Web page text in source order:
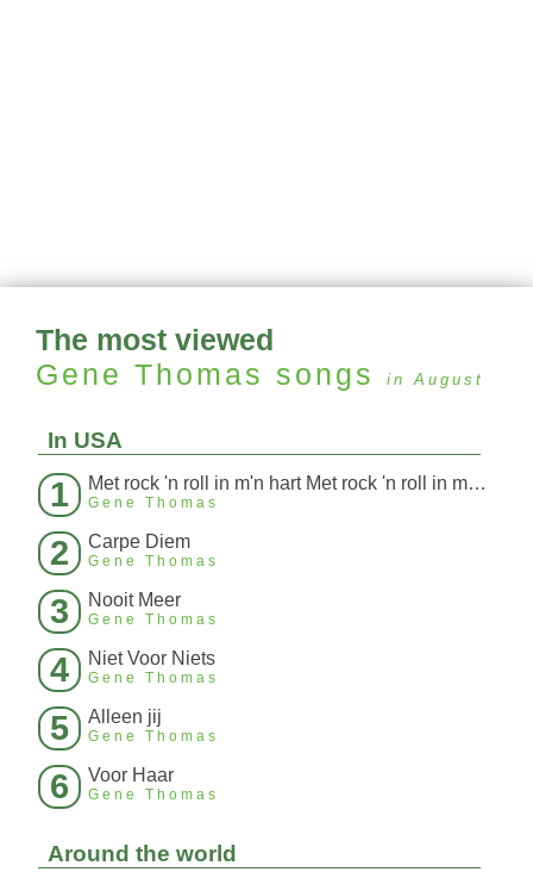
The most viewed
Gene Thomas songs in August
In USA
1 Met rock 'n roll in m'n hart Met rock 'n roll in m'n hart
Gene Thomas
2 Carpe Diem
Gene Thomas
3 Nooit Meer
Gene Thomas
4 Niet Voor Niets
Gene Thomas
5 Alleen jij
Gene Thomas
6 Voor Haar
Gene Thomas
Around the world